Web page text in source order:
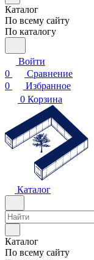
Каталог
По всему сайту
По каталогу
Войти
0
Сравнение
0
Избранное
0 Корзина
Каталог
Каталог
По всему сайту